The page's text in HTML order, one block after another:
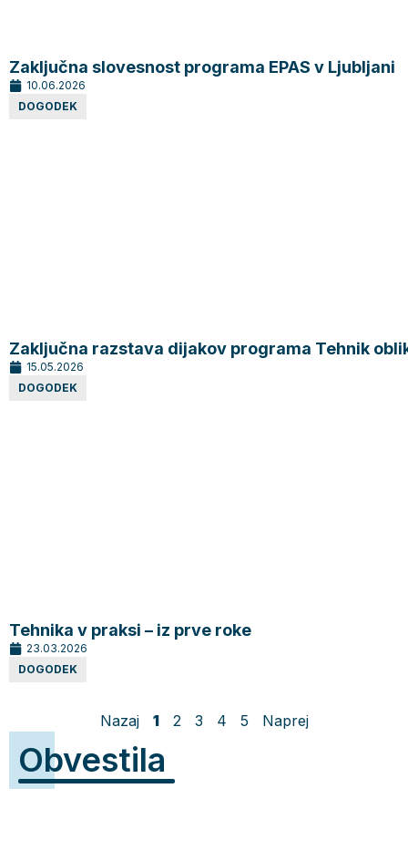
Zaključna slovesnost programa EPAS v Ljubljani
10.06.2026
DOGODEK
Zaključna razstava dijakov programa Tehnik
15.05.2026
DOGODEK
Tehnika v praksi – iz prve roke
23.03.2026
DOGODEK
Nazaj 1 2 3 4 5 Naprej
Obvestila